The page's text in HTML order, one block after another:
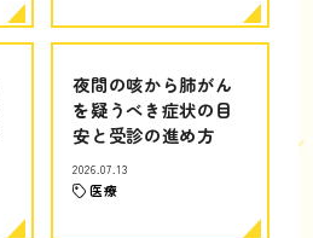
夜間の咳から肺がん
を疑うべき症状の目
安と受診の進め方
2026.07.13
医療